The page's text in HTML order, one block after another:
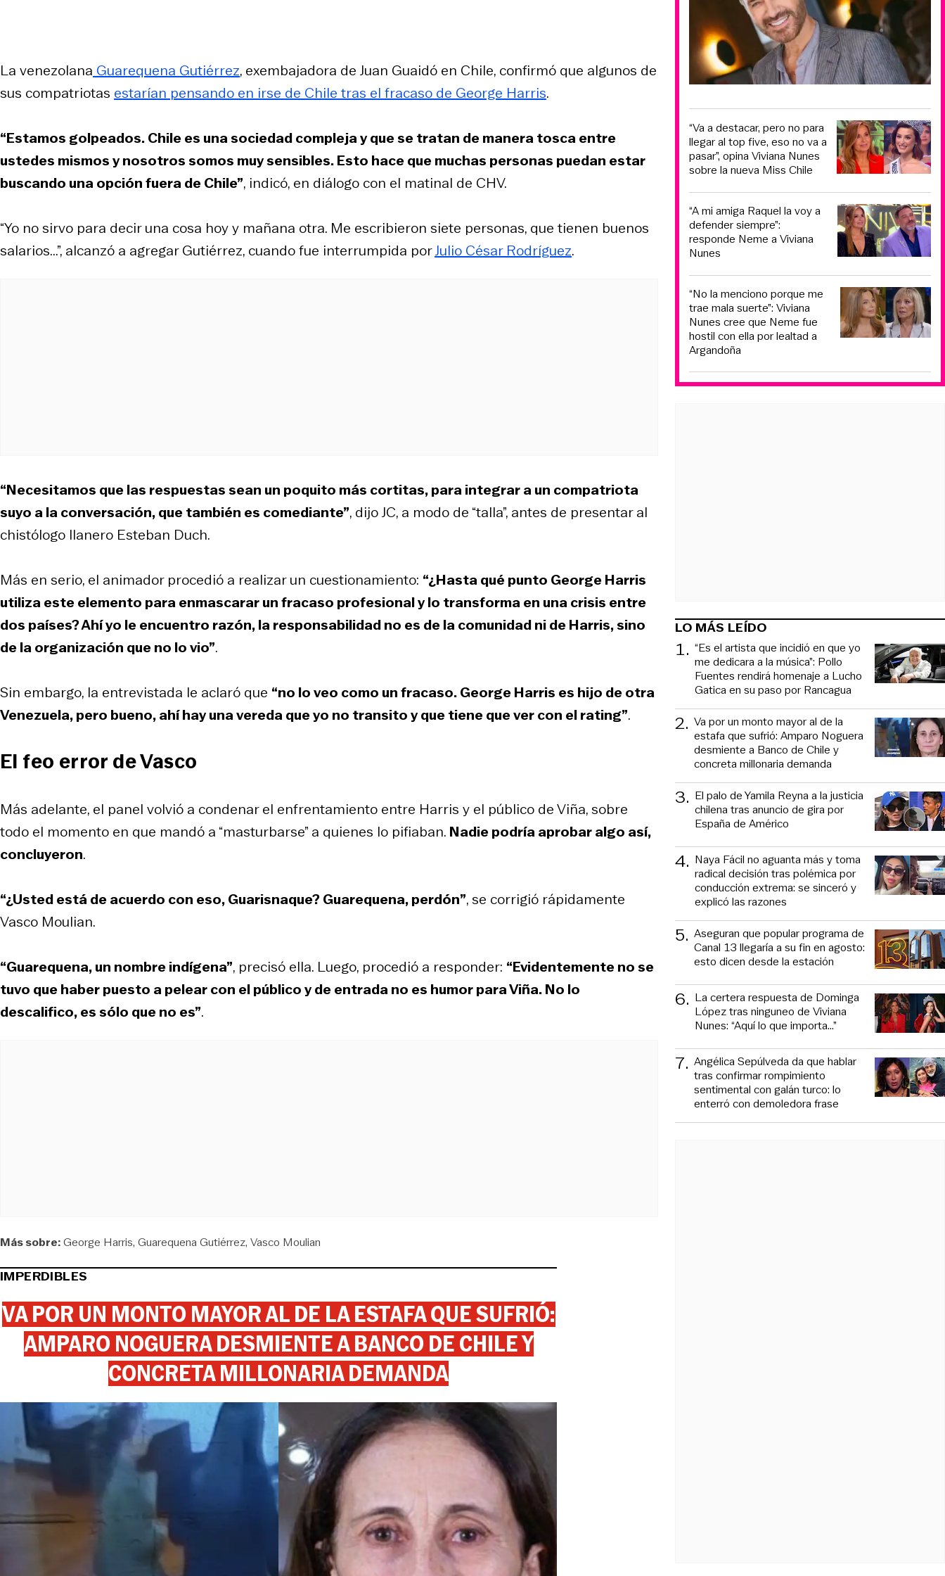
La venezolana Guarequena Gutiérrez, exembajadora de Juan Guaidó en Chile, confirmó que algunos de
sus compatriotas estarían pensando en irse de Chile tras el fracaso de George Harris.
“Estamos golpeados. Chile es una sociedad compleja y que se tratan de manera tosca entre
ustedes mismos y nosotros somos muy sensibles. Esto hace que muchas personas puedan estar
buscando una opción fuera de Chile”, indicó, en diálogo con el matinal de CHV.
“Yo no sirvo para decir una cosa hoy y mañana otra. Me escribieron siete personas, que tienen buenos
salarios...”, alcanzó a agregar Gutiérrez, cuando fue interrumpida porJulio César Rodríguez.
“Necesitamos que las respuestas sean un poquito más cortitas, para integrar a un compatriota
suyo a la conversación, que también es comediante”, dijo JC, a modo de “talla”, antes de presentar al
chistólogo llanero Esteban Duch.
Más en serio, el animador procedió a realizar un cuestionamiento: “¿Hasta qué punto George Harris
utiliza este elemento para enmascarar un fracaso profesional y lo transforma en una crisis entre
dos países? Ahí yo le encuentro razón, la responsabilidad no es de la comunidad ni de Harris, sino
de la organización que no lo vio”.
Sin embargo, la entrevistada le aclaró que “no lo veo como un fracaso. George Harris es hijo de otra
Venezuela, pero bueno, ahí hay una vereda que yo no transito y que tiene que ver con el rating”.
El feo error de Vasco
Más adelante, el panel volvió a condenar el enfrentamiento entre Harris y el público de Viña, sobre
todo el momento en que mandó a “masturbarse” a quienes lo pifiaban. Nadie podría aprobar algo así,
concluyeron.
“¿Usted está de acuerdo con eso, Guarisnaque? Guarequena, perdón”, se corrigió rápidamente
Vasco Moulian.
“Guarequena, un nombre indígena”, precisó ella. Luego, procedió a responder: “Evidentemente no se
tuvo que haber puesto a pelear con el público y de entrada no es humor para Viña. No lo
descalifico, es sólo que no es”.
Más sobre:George Harris Guarequena Gutiérrez Vasco Moulian
IMPERDIBLES
VA POR UN MONTO MAYOR AL DE LA ESTAFA QUE SUFRIÓ:
AMPARO NOGUERA DESMIENTE A BANCO DE CHILE Y
CONCRETA MILLONARIA DEMANDA
“Va a destacar, pero no para
llegar al top five, eso no va a
pasar”, opina Viviana Nunes
sobre la nueva Miss Chile
“A mi amiga Raquel la voy a
defender siempre”:
responde Neme a Viviana
Nunes
“No la menciono porque me
trae mala suerte”: Viviana
Nunes cree que Neme fue
hostil con ella por lealtad a
Argandoña
LO MÁS LEÍDO
1. “Es el artista que incidió en que yo
me dedicara a la música”: Pollo
Fuentes rendirá homenaje a Lucho
Gatica en su paso por Rancagua
2. Va por un monto mayor al de la
estafa que sufrió: Amparo Noguera
desmiente a Banco de Chile y
concreta millonaria demanda
3. El palo de Yamila Reyna a la justicia
chilena tras anuncio de gira por
España de Américo
4. Naya Fácil no aguanta más y toma
radical decisión tras polémica por
conducción extrema: se sinceró y
explicó las razones
5. Aseguran que popular programa de
Canal 13 llegaría a su fin en agosto:
esto dicen desde la estación
6. La certera respuesta de Dominga
López tras ninguneo de Viviana
Nunes: “Aquí lo que importa...”
7. Angélica Sepúlveda da que hablar
tras confirmar rompimiento
sentimental con galán turco: lo
enterró con demoledora frase